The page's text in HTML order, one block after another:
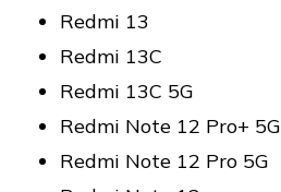
Redmi 13
Redmi 13C
Redmi 13C 5G
Redmi Note 12 Pro+ 5G
Redmi Note 12 Pro 5G